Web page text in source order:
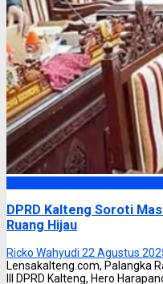
DPRD Kalteng Soroti
Ruang Hijau
Ricko Wahyudi 22 Agustus
Lensakalteng.com, Palangka
III DPRD Kalteng, Hero